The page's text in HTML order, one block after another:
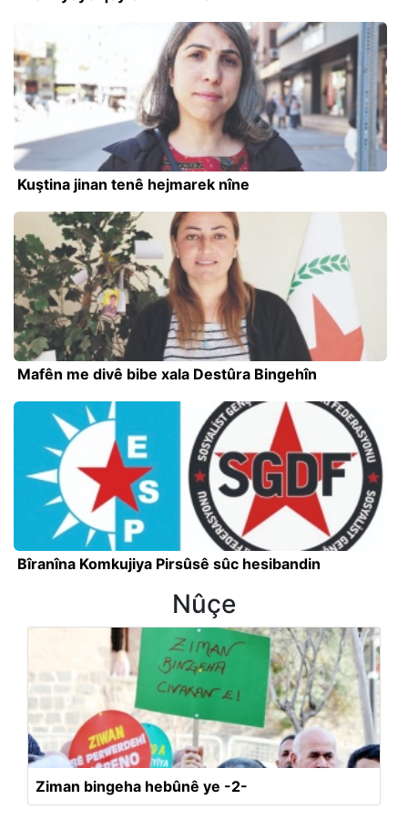
Kuştina jinan tenê hejmarek nîne
Mafên me divê bibe xala Destûra Bingehîn
Bîranîna Komkujiya Pirsûsê sûc hesibandin
Nûçe
Ziman bingeha hebûnê ye -2-